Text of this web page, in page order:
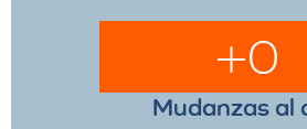
Mudanzas al
+0